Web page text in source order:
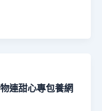
連甜心專包養網